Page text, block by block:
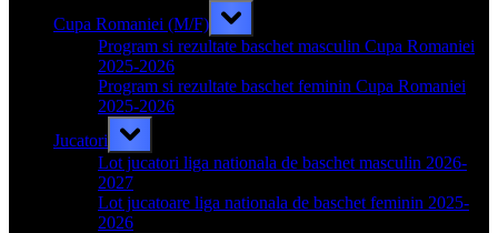
Cupa Romaniei (M/F)
Toggle
sub-
menu
Program si rezultate baschet masculin Cupa Romaniei
2025-2026
Program si rezultate baschet feminin Cupa Romaniei
2025-2026
Jucatori
Toggle
sub-
menu
Lot jucatori liga nationala de baschet masculin 2026-
2027
Lot jucatoare liga nationala de baschet feminin 2025-
2026